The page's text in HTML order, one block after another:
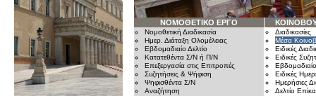
ΝΟΜΟΘΕΤΙΚΟ ΕΡΓΟ
Νομοθετική Διαδικασία
Ημερ. Διάταξη Ολομέλειας
Εβδομαδιαίο Δελτίο
Κατατεθέντα Σ/Ν ή Π/Ν
Επεξεργασία στις Επιτροπές
Συζητήσεις & Ψήφιση
Ψηφισθέντα Σ/Ν
Αναζήτηση
Διαδικασίες
Μέσα
Ειδικές
Ειδικές
Εβδομαδιαίο
Ειδικές
Ημερήσιες
Δελτίο